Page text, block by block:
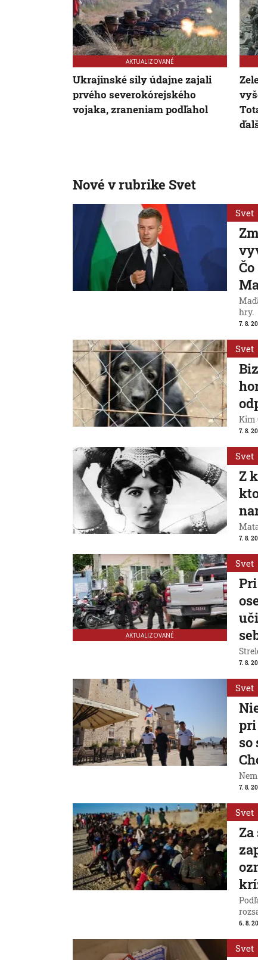
AKTUALIZOVANÉ
Ukrajinské sily údajne zajali
prvého severokórejského
vojaka, zraneniam podľahol
Nové v rubrike Svet
Svet
hry.
7. 8.
Svet
Kim
7. 8.
Svet
Z
7. 8.
AKTUALIZOVANÉ
Svet
7. 8.
Svet
pri
so
7. 8.
Svet
6. 8.
Svet